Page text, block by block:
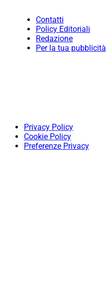
Contatti
Policy Editoriali
Redazione
Per la tua pubblicità
Privacy Policy
Cookie Policy
Preferenze Privacy